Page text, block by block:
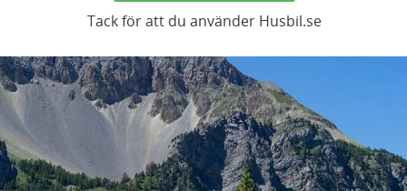
Tack för att du använder Husbil.se